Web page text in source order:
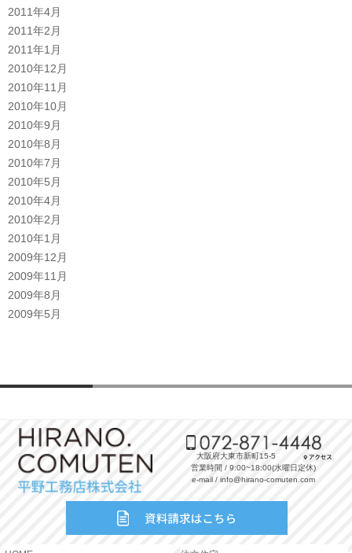
2011年4月
2011年2月
2011年1月
2010年12月
2010年11月
2010年10月
2010年9月
2010年8月
2010年7月
2010年5月
2010年4月
2010年2月
2010年1月
2009年12月
2009年11月
2009年8月
2009年5月
大阪府大東市新町15-5
営業時間 / 9:00~18:00(水曜日定休)
e-mail / info@hirano-comuten.com